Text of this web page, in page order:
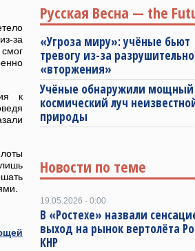
за
к
Русская Весна — the
«Угроза миру»: учёные бьют
тревогу из-за
«вторжения»
Учёные обнаружили мощный
космический луч
природы
Новости по теме
19.05.2026 - 0:00
В «Ростехе» назвали
выход на рынок вертолёта
КНР